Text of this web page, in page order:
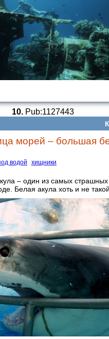
10.Pub:1127443
морей – большая
водой хищники
– один из самых страшных
Белая акула хоть и не такой